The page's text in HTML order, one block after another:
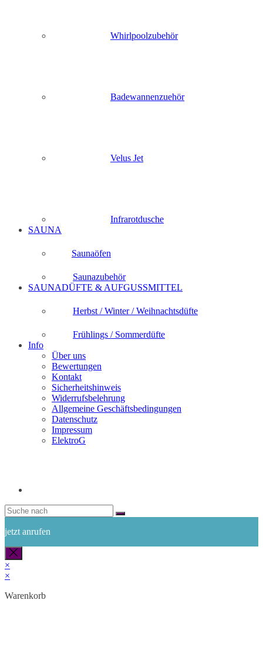
Whirlpoolzubehör
Badewannenzuehör
Velus Jet
Infrarotdusche
SAUNA
Saunaöfen
Saunazubehör
SAUNADÜFTE & AUFGUSSMITTEL
Herbst / Winter / Weihnachtsdüfte
Frühlings / Sommerdüfte
Info
Über uns
Bewertungen
Kontakt
Sicherheitshinweis
Widerrufsbelehrung
Allgemeine Geschäftsbedingungen
Datenschutz
Impressum
ElektroG
jetzt anrufen
×
×
Warenkorb